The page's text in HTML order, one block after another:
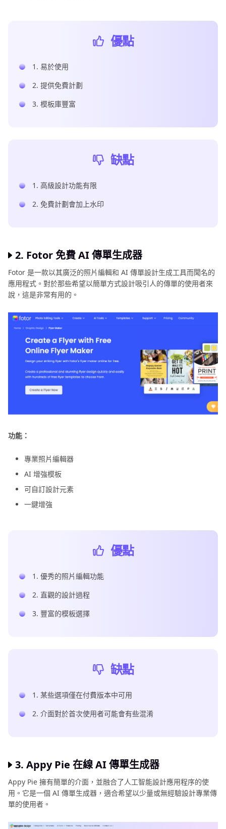
優點
1. 易於使用
2. 提供免費計劃
3. 模板庫豐富
缺點
1. 高級設計功能有限
2. 免費計劃會加上水印
2. Fotor 免費 AI 傳單生成器
Fotor 是一款以其廣泛的照片編輯和 AI 傳單設計生成工具而聞名的
應用程式。對於那些希望以簡單方式設計吸引人的傳單的使用者來
說，這是非常有用的。
功能：
專業照片編輯器
AI 增強模板
可自訂設計元素
一鍵增強
優點
1. 優秀的照片編輯功能
2. 直觀的設計過程
3. 豐富的模板選擇
缺點
1. 某些選項僅在付費版本中可用
2. 介面對於首次使用者可能會有些混淆
3. Appy Pie 在線 AI 傳單生成器
Appy Pie 擁有簡單的介面，並融合了人工智能設計應用程序的使
用。它是一個 AI 傳單生成器，適合希望以少量或無經驗設計專業傳
單的使用者。